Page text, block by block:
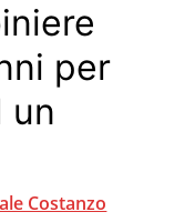
per
un
Costanzo